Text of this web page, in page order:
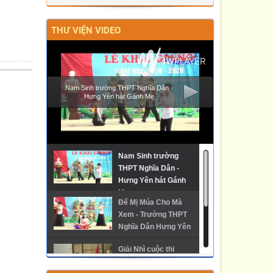
THƯ VIỆN VIDEO
Nam Sinh trường THPT Nghĩa Dân -
Hưng Yên hát Gánh Mẹ
Nam Sinh trường
THPT Nghĩa Dân -
Hưng Yên hát Gánh
Mẹ
Để Mị Múa Cho Mà
Xem - Trường THPT
Nghĩa Dân Hưng Yên
Giải Nhì cuộc thi
Phóng sự về Trường